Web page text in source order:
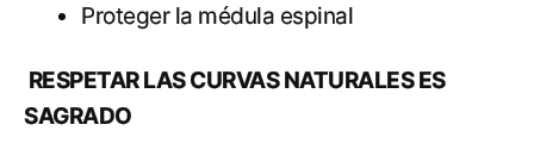
Proteger la médula espinal
RESPETAR LAS CURVAS NATURALES ES
SAGRADO